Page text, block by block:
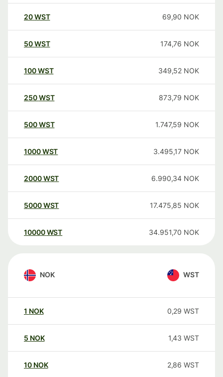
20WST 69,90 NOK
50WST 174,76 NOK
100WST 349,52 NOK
250WST 873,79 NOK
500WST 1.747,59 NOK
1000WST 3.495,17 NOK
2000WST 6.990,34 NOK
5000WST 17.475,85 NOK
10000 WST 34.951,70 NOK
NOK WST
1 NOK 0,29 WST
5 NOK 1,43 WST
10 NOK 2,86 WST